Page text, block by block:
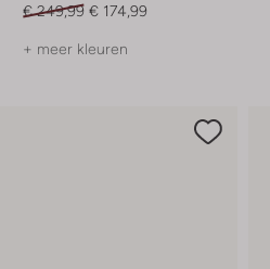
€ 249,99 € 174,99
+ meer kleuren